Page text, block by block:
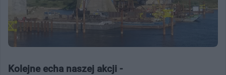
Kolejne echa naszej akcji -